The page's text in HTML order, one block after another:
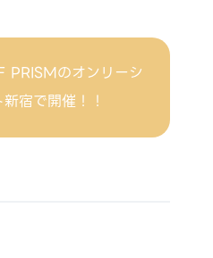
PRISMのオンリーシ
宿で開催！！